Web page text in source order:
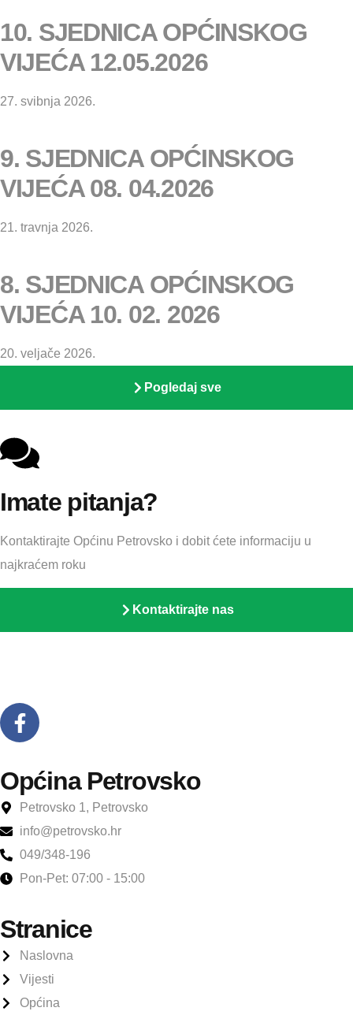
10. SJEDNICA OPĆINSKOG
VIJEĆA 12.05.2026
27. svibnja 2026.
9. SJEDNICA OPĆINSKOG
VIJEĆA 08. 04.2026
21. travnja 2026.
8. SJEDNICA OPĆINSKOG
VIJEĆA 10. 02. 2026
20. veljače 2026.
Pogledaj sve
Imate pitanja?
Kontaktirajte Općinu Petrovsko i dobit ćete informaciju u
najkraćem roku
Kontaktirajte nas
Općina Petrovsko
Petrovsko 1, Petrovsko
info@petrovsko.hr
049/348-196
Pon-Pet: 07:00 - 15:00
Stranice
Naslovna
Vijesti
Općina